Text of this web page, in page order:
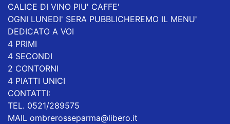
CALICE DI VINO PIU' CAFFE'
OGNI LUNEDI' SERA PUBBLICHEREMO IL MENU'
DEDICATO A VOI
4 PRIMI
4 SECONDI
2 CONTORNI
4 PIATTI UNICI
CONTATTI:
TEL. 0521/289575
MAIL ombrerosseparma@libero.it